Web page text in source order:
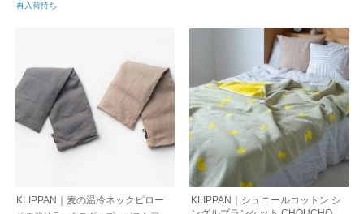
再入荷待ち
KLIPPAN｜麦の温冷ネックピロー
KLIPPAN｜シュニールコットン シ